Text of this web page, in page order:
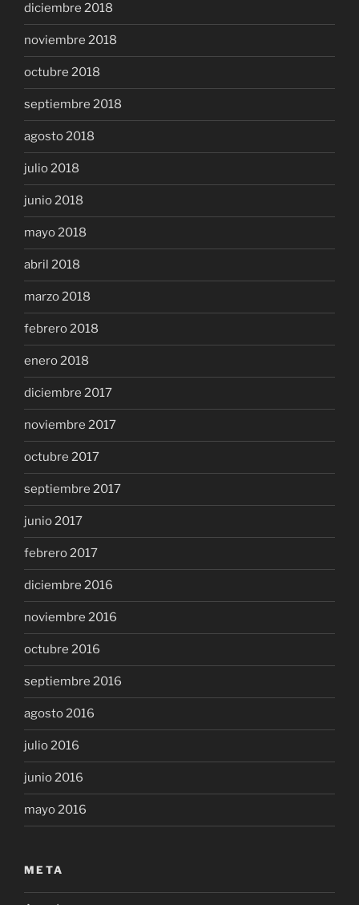
diciembre 2018
noviembre 2018
octubre 2018
septiembre 2018
agosto 2018
julio 2018
junio 2018
mayo 2018
abril 2018
marzo 2018
febrero 2018
enero 2018
diciembre 2017
noviembre 2017
octubre 2017
septiembre 2017
junio 2017
febrero 2017
diciembre 2016
noviembre 2016
octubre 2016
septiembre 2016
agosto 2016
julio 2016
junio 2016
mayo 2016
META